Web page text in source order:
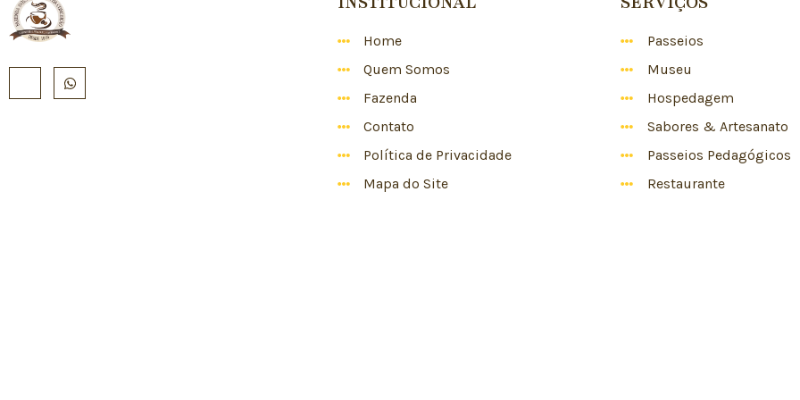
Home
Quem Somos
Fazenda
Contato
Política de Privacidade
Mapa do Site
Passeios
Museu
Hospedagem
Sabores & Artesanato
Passeios Pedagógicos
Restaurante